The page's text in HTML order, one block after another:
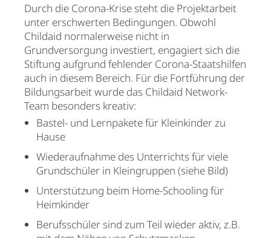
Durch die Corona-Krise steht die Projektarbeit
unter erschwerten Bedingungen. Obwohl
Childaid normalerweise nicht in
Grundversorgung investiert, engagiert sich die
Stiftung aufgrund fehlender Corona-Staatshilfen
auch in diesem Bereich. Für die Fortführung der
Bildungsarbeit wurde das Childaid Network-
Team besonders kreativ:
Bastel- und Lernpakete für Kleinkinder zu
Hause
Wiederaufnahme des Unterrichts für viele
Grundschüler in Kleingruppen (siehe Bild)
Unterstützung beim Home-Schooling für
Heimkinder
Berufsschüler sind zum Teil wieder aktiv, z.B.